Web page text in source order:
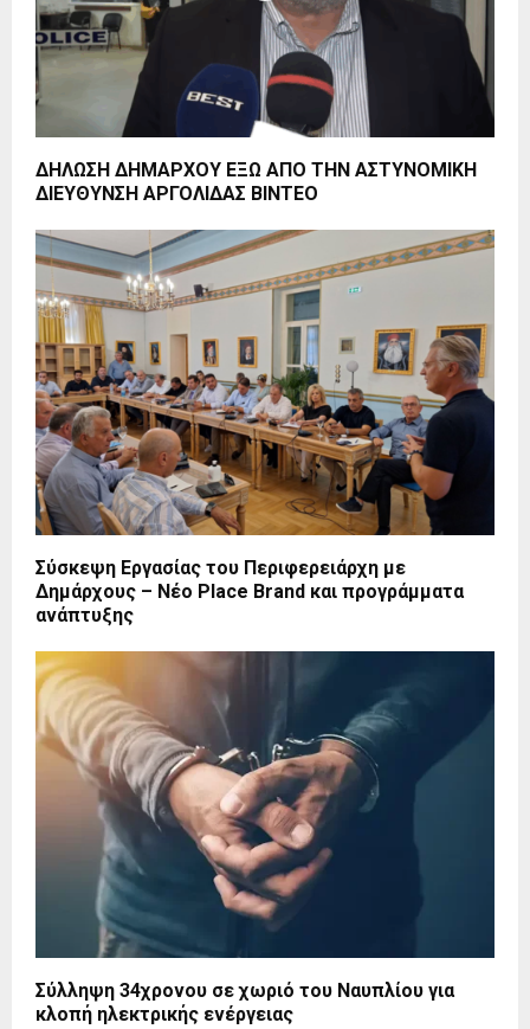
ΔΗΛΩΣΗ ΔΗΜΑΡΧΟΥ ΕΞΩ ΑΠΟ ΤΗΝ ΑΣΤΥΝΟΜΙΚΗ
ΔΙΕΥΘΥΝΣΗ ΑΡΓΟΛΙΔΑΣ BINTEO
Σύσκεψη Εργασίας του Περιφερειάρχη με
Δημάρχους – Νέο Place Brand και προγράμματα
ανάπτυξης
Σύλληψη 34χρονου σε χωριό του Ναυπλίου για
κλοπή ηλεκτρικής ενέργειας